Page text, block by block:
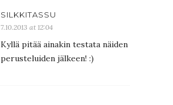
SILKKITASSU
7.10.2013 at 12:04
Kyllä pitää ainakin testata näiden
perusteluiden jälkeen! :)